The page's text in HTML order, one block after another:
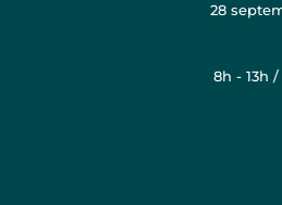
28
8h - 13h /